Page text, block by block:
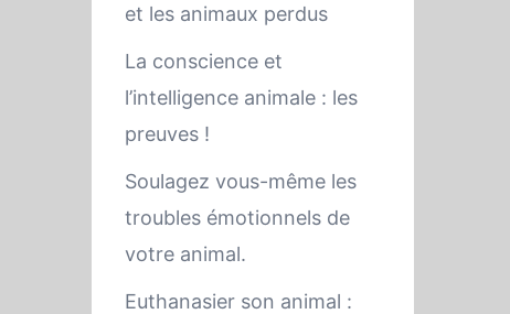
et les animaux perdus
La conscience et
l’intelligence animale : les
preuves !
Soulagez vous-même les
troubles émotionnels de
votre animal.
Euthanasier son animal :